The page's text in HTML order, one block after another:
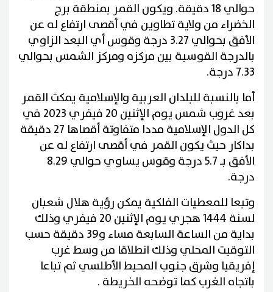
حوالي 18 دقيقة. ويكون القمر بمنطقة برج
الخضراء من ولاية تطاوين في أقصى ارتفاع له عن
الأفق بحوالي 3.27 درجة وقوس أي البعد الزاوي
بالدرجة القوسية بين مركزه ومركز الشمس بحوالي
7.33 درجة.
أما بالنسبة للبلدان العربية والإسلامية يمكث القمر
بعد غروب شمس يوم الإثنين 20 فيفري 2023 في
كل الدول الإسلامية مددا متفاوتة أقصاها 27 دقيقة
بداكار حيث يكون القمر في أقصى ارتفاع له عن
الأفق بـ 5.7 درجة وقوس يساوي حوالي 8.29
درجة.
وتبعا للمعطيات الفلكية يمكن رؤية هلال شعبان
لسنة 1444 هجري يوم الإثنين 20 فيفري وذلك
بداية من الساعة السابعة مساء و39 دقيقة حسب
التوقيت المحلي وذلك انطلاقا من وسط غرب
إفريقيا وشرق جنوب المحيط الأطلسي ثم تباعا
باتجاه الغرب كما توضحه الخريطة .